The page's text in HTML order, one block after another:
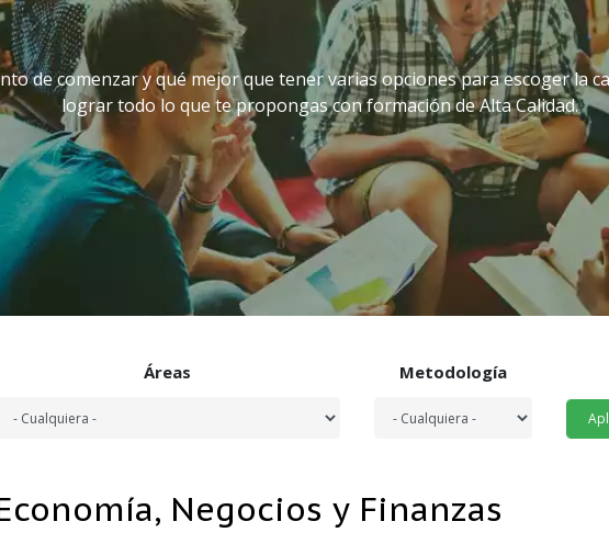
de comenzar y qué mejor que tener varias opciones para escoger la
lograr todo lo que te propongas con formación de Alta Calidad.
Áreas Metodología
Negocios y Finanzas